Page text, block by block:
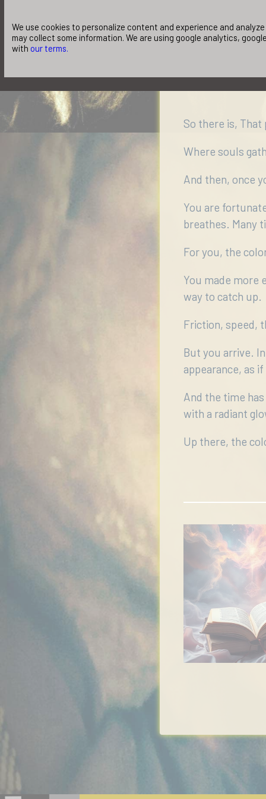
So there is, That
Where souls
And then, once
You are
breathes. Many
For you, the
You made more
way to catch up.
Friction, speed,
But you arrive.
appearance, as
And the time
with a radiant
Up there, the
We use cookies to personalize content and experience and
may collect some information. We are using google analytics,
with our terms.